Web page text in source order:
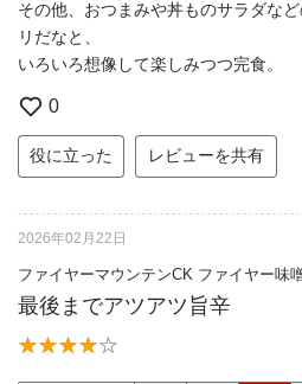
その他、おつまみや丼ものサラダな
リだなと、
いろいろ想像して楽しみつつ完食。
0
役に立った レビューを共有
2026年02月22日
ファイヤーマウンテンCK ファイヤー味
最後までアツアツ旨辛